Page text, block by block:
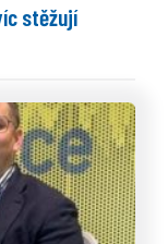
stěžují